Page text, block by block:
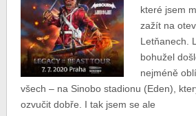
které jsem
zažít na
Letňanech.
bohužel
nejméně
všech – na Sinobo stadionu (Eden),
ozvučit dobře. I tak jsem se ale